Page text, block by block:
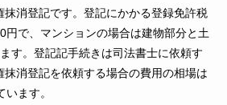
抹消登記です。登記にかかる登録免許税
円で、マンションの場合は建物部分と土
す。登記記手続きは司法書士に依頼す
抹消登記を依頼する場合の費用の相場は
ます。